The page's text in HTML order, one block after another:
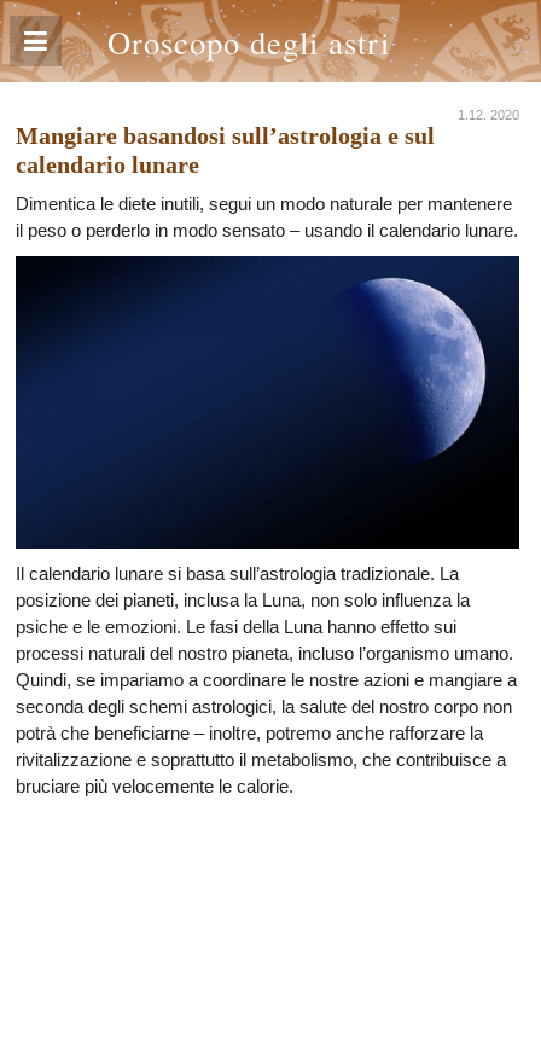
Oroscopo degli astri
1.12. 2020
Mangiare basandosi sull’astrologia e sul
calendario lunare
Dimentica le diete inutili, segui un modo naturale per mantenere
il peso o perderlo in modo sensato – usando il calendario lunare.
Il calendario lunare si basa sull’astrologia tradizionale. La
posizione dei pianeti, inclusa la Luna, non solo influenza la
psiche e le emozioni. Le fasi della Luna hanno effetto sui
processi naturali del nostro pianeta, incluso l’organismo umano.
Quindi, se impariamo a coordinare le nostre azioni e mangiare a
seconda degli schemi astrologici, la salute del nostro corpo non
potrà che beneficiarne – inoltre, potremo anche rafforzare la
rivitalizzazione e soprattutto il metabolismo, che contribuisce a
bruciare più velocemente le calorie.